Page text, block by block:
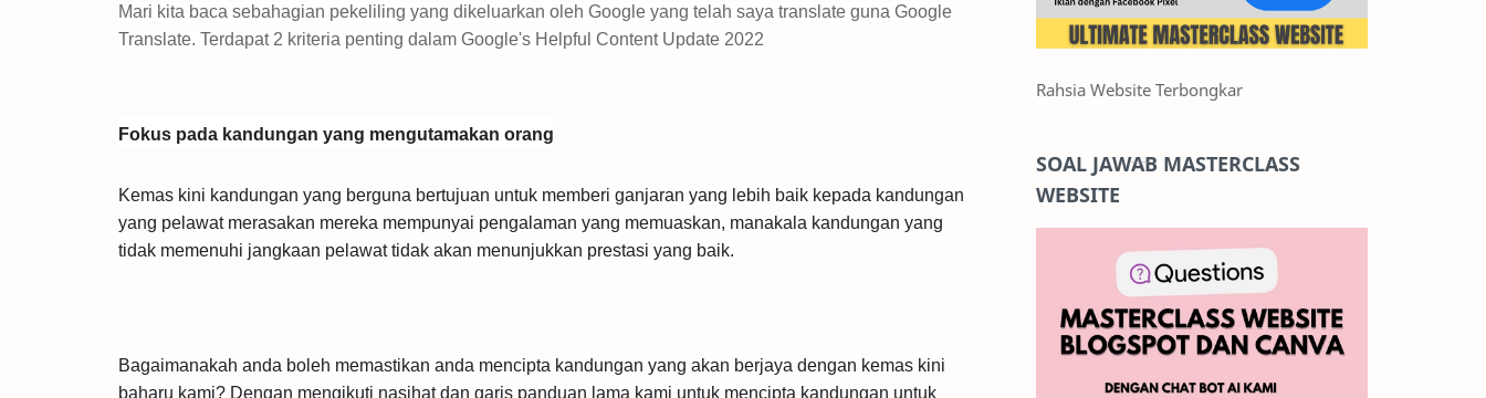
Mari kita baca sebahagian pekeliling yang dikeluarkan oleh Google yang telah saya translate guna Google
Translate. Terdapat 2 kriteria penting dalam Google's Helpful Content Update 2022
Fokus pada kandungan yang mengutamakan orang
Kemas kini kandungan yang berguna bertujuan untuk memberi ganjaran yang lebih baik kepada kandungan
yang pelawat merasakan mereka mempunyai pengalaman yang memuaskan, manakala kandungan yang
tidak memenuhi jangkaan pelawat tidak akan menunjukkan prestasi yang baik.
Bagaimanakah anda boleh memastikan anda mencipta kandungan yang akan berjaya dengan kemas kini
baharu kami? Dengan mengikuti nasihat dan garis panduan lama kami untuk mencipta kandungan untuk
Rahsia Website Terbongkar
SOAL JAWAB MASTERCLASS
WEBSITE